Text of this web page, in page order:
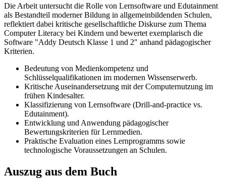
Die Arbeit untersucht die Rolle von Lernsoftware und Edutainment
als Bestandteil moderner Bildung in allgemeinbildenden Schulen,
reflektiert dabei kritische gesellschaftliche Diskurse zum Thema
Computer Literacy bei Kindern und bewertet exemplarisch die
Software "Addy Deutsch Klasse 1 und 2" anhand pädagogischer
Kriterien.
Bedeutung von Medienkompetenz und
Schlüsselqualifikationen im modernen Wissenserwerb.
Kritische Auseinandersetzung mit der Computernutzung im
frühen Kindesalter.
Klassifizierung von Lernsoftware (Drill-and-practice vs.
Edutainment).
Entwicklung und Anwendung pädagogischer
Bewertungskriterien für Lernmedien.
Praktische Evaluation eines Lernprogramms sowie
technologische Voraussetzungen an Schulen.
Auszug aus dem Buch